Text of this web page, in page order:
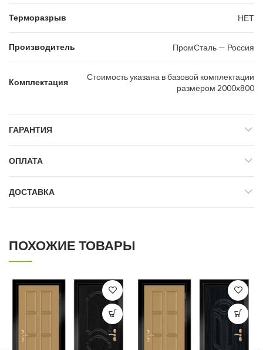
Терморазрыв НЕТ
Производитель ПромСталь — Россия
Комплектация
Стоимость указана в базовой комплектации
размером 2000х800
ГАРАНТИЯ
ОПЛАТА
ДОСТАВКА
ПОХОЖИЕ ТОВАРЫ